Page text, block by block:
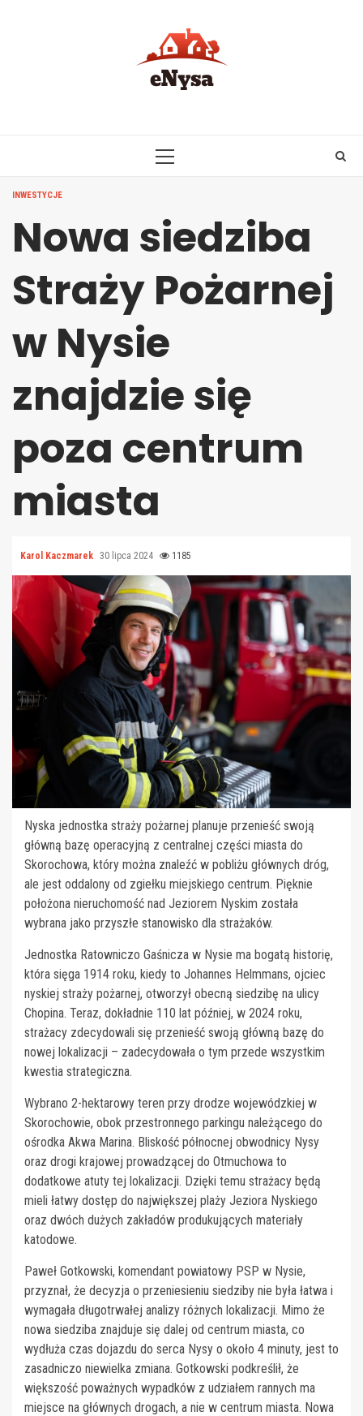
PRIMARY
INWESTYCJE
Nowa siedziba
Straży Pożarnej
w Nysie
znajdzie się
poza centrum
miasta
Karol Kaczmarek 30 lipca 2024 1185
Nyska jednostka straży pożarnej planuje przenieść swoją
główną bazę operacyjną z centralnej części miasta do
Skorochowa, który można znaleźć w pobliżu głównych dróg,
ale jest oddalony od zgiełku miejskiego centrum. Pięknie
położona nieruchomość nad Jeziorem Nyskim została
wybrana jako przyszłe stanowisko dla strażaków.
Jednostka Ratowniczo Gaśnicza w Nysie ma bogatą historię,
która sięga 1914 roku, kiedy to Johannes Helmmans, ojciec
nyskiej straży pożarnej, otworzył obecną siedzibę na ulicy
Chopina. Teraz, dokładnie 110 lat później, w 2024 roku,
strażacy zdecydowali się przenieść swoją główną bazę do
nowej lokalizacji – zadecydowała o tym przede wszystkim
kwestia strategiczna.
Wybrano 2-hektarowy teren przy drodze wojewódzkiej w
Skorochowie, obok przestronnego parkingu należącego do
ośrodka Akwa Marina. Bliskość północnej obwodnicy Nysy
oraz drogi krajowej prowadzącej do Otmuchowa to
dodatkowe atuty tej lokalizacji. Dzięki temu strażacy będą
mieli łatwy dostęp do największej plaży Jeziora Nyskiego
oraz dwóch dużych zakładów produkujących materiały
katodowe.
Paweł Gotkowski, komendant powiatowy PSP w Nysie,
przyznał, że decyzja o przeniesieniu siedziby nie była łatwa i
wymagała długotrwałej analizy różnych lokalizacji. Mimo że
nowa siedziba znajduje się dalej od centrum miasta, co
wydłuża czas dojazdu do serca Nysy o około 4 minuty, jest to
zasadniczo niewielka zmiana. Gotkowski podkreślił, że
większość poważnych wypadków z udziałem rannych ma
miejsce na głównych drogach, a nie w centrum miasta. Nowa